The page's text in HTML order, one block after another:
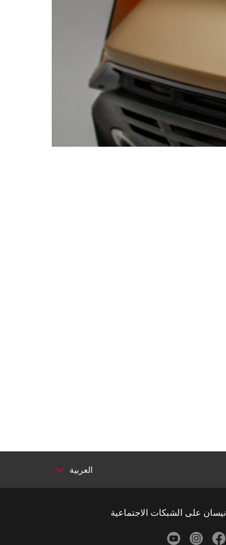
العربية
نيسان على الشبكات الاجتماعية
facebook
instagram